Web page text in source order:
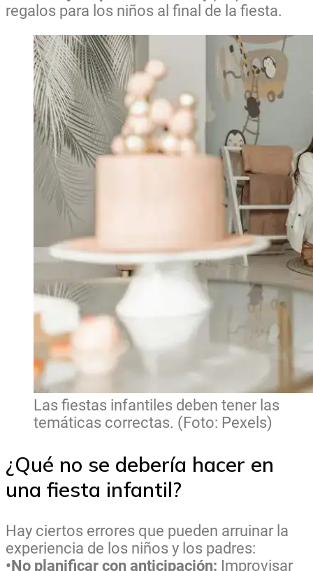
regalos para los niños al final de la fiesta.
Las fiestas infantiles deben tener las
temáticas correctas. (Foto: Pexels)
¿Qué no se debería hacer en
una fiesta infantil?
Hay ciertos errores que pueden arruinar la
experiencia de los niños y los padres:
•No planificar con anticipación: Improvisar